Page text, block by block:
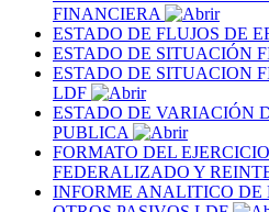
FINANCIERA
ESTADO DE FLUJOS DE
ESTADO DE SITUACIÓN
ESTADO DE SITUACION
LDF
ESTADO DE VARIACIÓN
PUBLICA
FORMATO DEL
FEDERALIZADO Y
INFORME ANALITICO